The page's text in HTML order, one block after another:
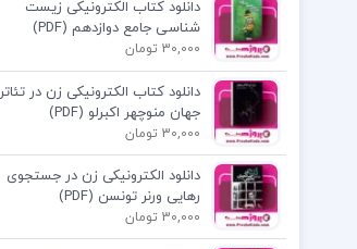
دانلود کتاب الکترونیکی زیست
شناسی جامع دوازدهم (PDF)
30,000 تومان
دانلود کتاب الکترونیکی زن در تئاتر
جهان منوچهر اکبرلو (PDF)
30,000 تومان
دانلود الکترونیکی زن در جستجوی
رهایی ورنر تونسن (PDF)
30,000 تومان